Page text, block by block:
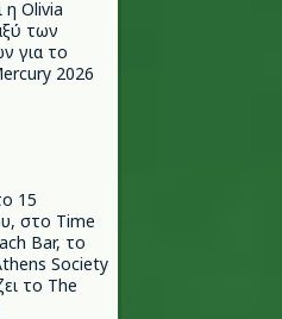
η Olivia
των
για το
2026
15
στο Time
Bar, το
Society
το The